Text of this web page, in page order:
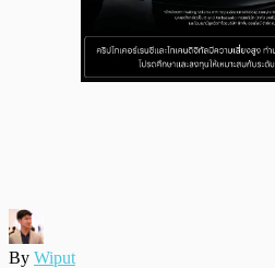
By Wiput